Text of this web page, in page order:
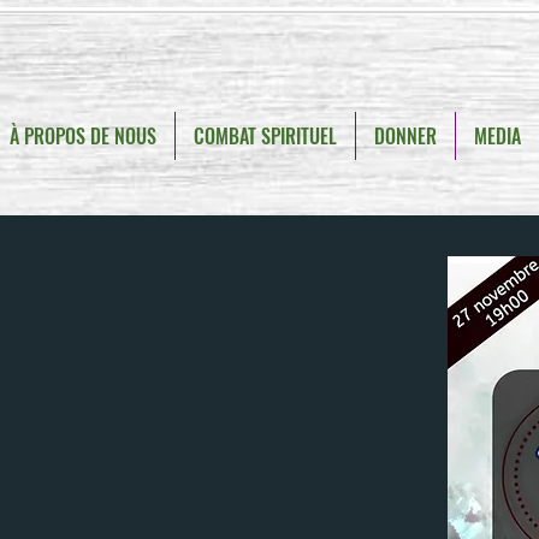
À PROPOS DE NOUS COMBAT SPIRITUEL DONNER MEDIA